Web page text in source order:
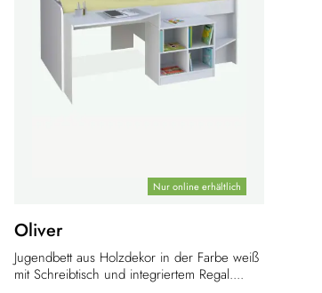
Nur online erhältlich
Oliver
Jugendbett aus Holzdekor in der Farbe weiß
mit Schreibtisch und integriertem Regal....